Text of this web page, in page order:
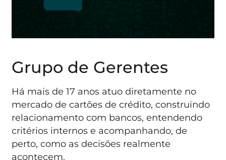
Grupo de Gerentes
Há mais de 17 anos atuo diretamente no
mercado de cartões de crédito, construindo
relacionamento com bancos, entendendo
critérios internos e acompanhando, de
perto, como as decisões realmente
acontecem.